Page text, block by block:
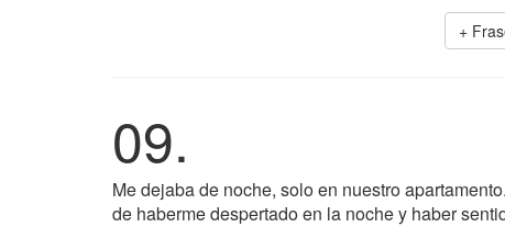
+
09.
Me dejaba de noche, solo en nuestro
de haberme despertado en la noche y haber